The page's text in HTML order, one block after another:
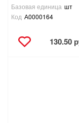
Базовая единица шт
Код А0000164
130.50